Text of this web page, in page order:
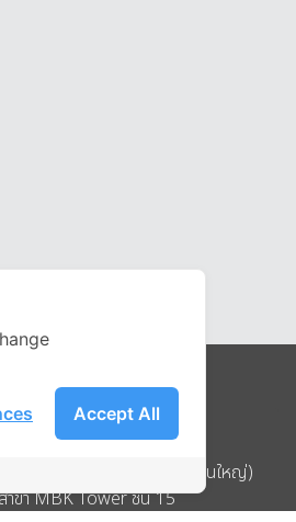
กไนท์ เอ สตาร์ จำกัด (สำนักงานใหญ่)
าขา MBK Tower ชั้น 15
Accept All